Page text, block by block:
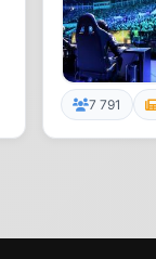
7 791